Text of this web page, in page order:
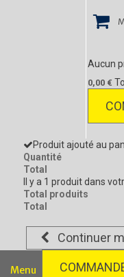
Aucun
0,00 €
Produit ajouté au
Quantité
Total
Il y a 1 produit dans
Total produits
Total
Continuer
Menu